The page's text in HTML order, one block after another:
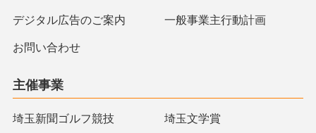
デジタル広告のご案内 一般事業主行動計画
お問い合わせ
主催事業
埼玉新聞ゴルフ競技 埼玉文学賞